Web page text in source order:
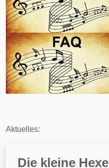
Aktuelles:
Die kleine Hexe